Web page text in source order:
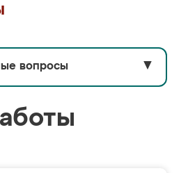
вопросы ▼